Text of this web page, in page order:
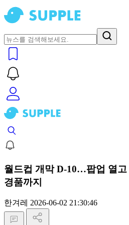
월드컵 개막 D-10…팝업 열고
경품까지
한겨레 2026-06-02 21:30:46